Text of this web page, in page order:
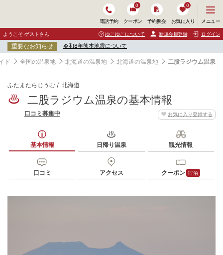
電話予約 クーポン
0
予約照会 お気に入り
0
ニ
ュ
ー
開
く
メニュー
ようこそ ゲストさん ゆこゆこについて 新規会員登録 ログイン
重要なお知らせ 令和8年熊本地震について
ド 全国の温泉地 北海道の温泉地 北海道の温泉地 二股ラジウム温泉
ふたまたらじうむ 北海道
二股ラジウム温泉の基本情報
お気に入り登録する
口コミ募集中
基本情報 日帰り温泉 観光情報
口コミ アクセス クーポン 宿泊